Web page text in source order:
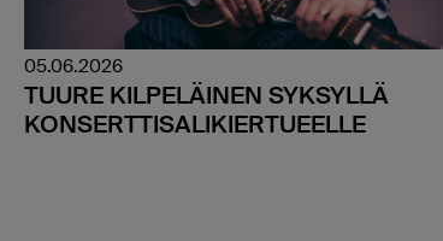
05.06.2026
TUURE KILPELÄINEN SYKSYLLÄ
KONSERTTISALIKIERTUEELLE